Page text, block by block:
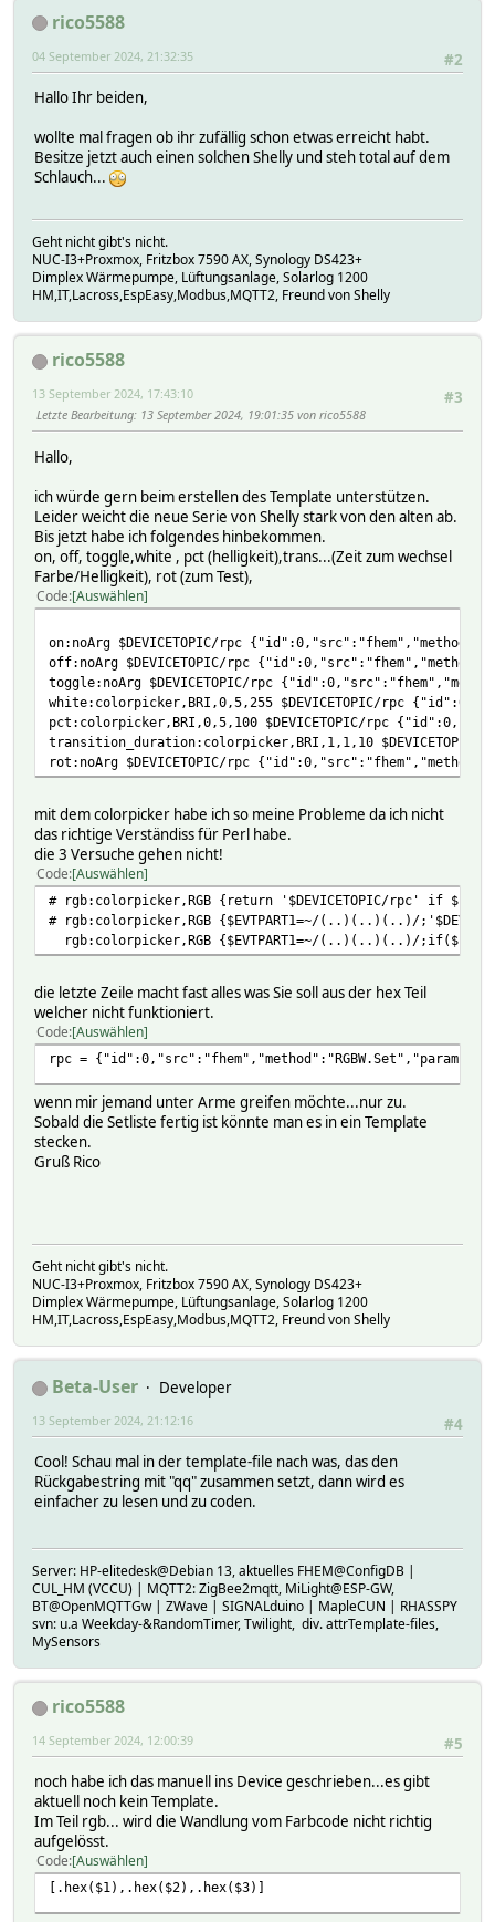
rico5588
#2
04 September 2024, 21:32:35
Hallo Ihr beiden,
wollte mal fragen ob ihr zufällig schon etwas erreicht habt.
Besitze jetzt auch einen solchen Shelly und steh total auf dem
Schlauch...
Geht nicht gibt's nicht.
NUC-I3+Proxmox, Fritzbox 7590 AX, Synology DS423+
Dimplex Wärmepumpe, Lüftungsanlage, Solarlog 1200
HM,IT,Lacross,EspEasy,Modbus,MQTT2, Freund von Shelly
rico5588
#3
13 September 2024, 17:43:10
Letzte Bearbeitung: 13 September 2024, 19:01:35 von rico5588
Hallo,
ich würde gern beim erstellen des Template unterstützen.
Leider weicht die neue Serie von Shelly stark von den alten ab.
Bis jetzt habe ich folgendes hinbekommen.
on, off, toggle,white , pct (helligkeit),trans...(Zeit zum wechsel
Farbe/Helligkeit), rot (zum Test),
Code Auswählen
on:noArg $DEVICETOPIC/rpc
off:noArg $DEVICETOPIC/rpc
toggle:noArg $DEVICETOPIC/rpc
white:colorpicker,BRI,0,5,255 $DEVICETOPIC/rpc
pct:colorpicker,BRI,0,5,100 $DEVICETOPIC/rpc
transition_duration:colorpicker,BRI,1,1,10
rot:noArg $DEVICETOPIC/rpc
mit dem colorpicker habe ich so meine Probleme da ich nicht
das richtige Verständiss für Perl habe.
die 3 Versuche gehen nicht!
Code Auswählen
# rgb:colorpicker,RGB {return '$DEVICETOPIC/rpc' if
# rgb:colorpicker,RGB {$EVTPART1=~/(..)(..)(..)/
rgb:colorpicker,RGB {$EVTPART1=~/(..)(..)(..)/;if($1
die letzte Zeile macht fast alles was Sie soll aus der hex Teil
welcher nicht funktioniert.
Code Auswählen
rpc =
wenn mir jemand unter Arme greifen möchte...nur zu.
Sobald die Setliste fertig ist könnte man es in ein Template
stecken.
Gruß Rico
Geht nicht gibt's nicht.
NUC-I3+Proxmox, Fritzbox 7590 AX, Synology DS423+
Dimplex Wärmepumpe, Lüftungsanlage, Solarlog 1200
HM,IT,Lacross,EspEasy,Modbus,MQTT2, Freund von Shelly
Beta-User
Developer
#4
13 September 2024, 21:12:16
Cool! Schau mal in der template-file nach was, das den
Rückgabestring mit "qq" zusammen setzt, dann wird es
einfacher zu lesen und zu coden.
Server: HP-elitedesk@Debian 13, aktuelles FHEM@ConfigDB |
CUL_HM (VCCU) | MQTT2: ZigBee2mqtt, MiLight@ESP-GW,
BT@OpenMQTTGw | ZWave | SIGNALduino | MapleCUN | RHASSPY
svn: u.a Weekday-&RandomTimer, Twilight, div. attrTemplate-files,
MySensors
rico5588
#5
14 September 2024, 12:00:39
noch habe ich das manuell ins Device geschrieben...es gibt
aktuell noch kein Template.
Im Teil rgb... wird die Wandlung vom Farbcode nicht richtig
aufgelösst.
Code Auswählen
[.hex($1),.hex($2),.hex($3)]